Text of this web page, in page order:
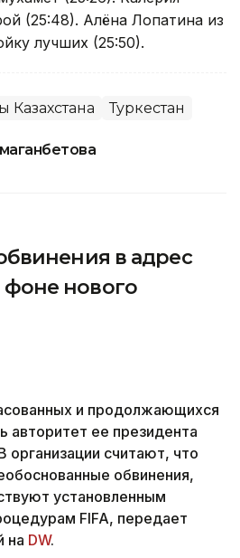
(25:48). Алёна Лопатина из
лучших (25:50).
Казахстана Туркестан
в адрес
нового
и продолжающихся
авторитет ее президента
считают, что
обвинения,
установленным
FIFA, передает
на DW.